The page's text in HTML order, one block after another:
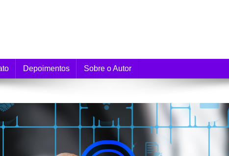
Depoimentos Sobre o Autor